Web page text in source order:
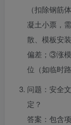
（扣除钢筋
凝土小票，
散、模板安
偏差；③涨
位（如临时路
问题：安全
定？
答案：包含